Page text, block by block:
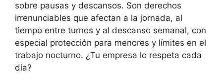
sobre pausas y descansos. Son derechos
irrenunciables que afectan a la jornada, al
tiempo entre turnos y al descanso semanal, con
especial protección para menores y límites en el
trabajo nocturno. ¿Tu empresa lo respeta cada
día?